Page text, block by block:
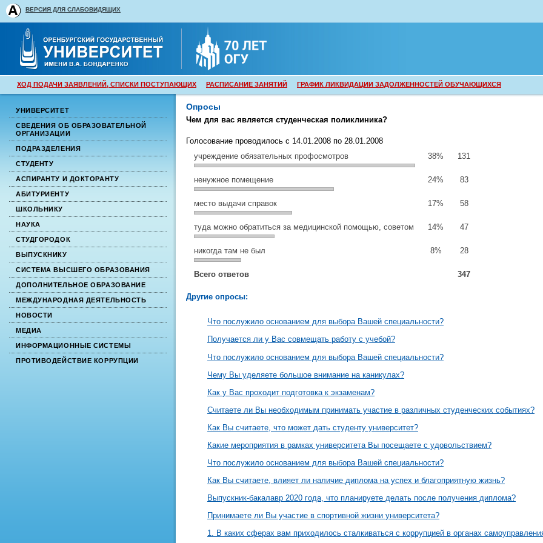
ВЕРСИЯ ДЛЯ СЛАБОВИДЯЩИХ
ХОД ПОДАЧИ ЗАЯВЛЕНИЙ, СПИСКИ ПОСТУПАЮЩИХ РАСПИСАНИЕ ЗАНЯТИЙ ГРАФИК ЛИКВИДАЦИИ ЗАДОЛЖЕННОСТЕЙ ОБУЧАЮЩИХСЯ
УНИВЕРСИТЕТ
СВЕДЕНИЯ ОБ ОБРАЗОВАТЕЛЬНОЙ
ОРГАНИЗАЦИИ
ПОДРАЗДЕЛЕНИЯ
СТУДЕНТУ
АСПИРАНТУ И ДОКТОРАНТУ
АБИТУРИЕНТУ
ШКОЛЬНИКУ
НАУКА
СТУДГОРОДОК
ВЫПУСКНИКУ
СИСТЕМА ВЫСШЕГО ОБРАЗОВАНИЯ
ДОПОЛНИТЕЛЬНОЕ ОБРАЗОВАНИЕ
МЕЖДУНАРОДНАЯ ДЕЯТЕЛЬНОСТЬ
НОВОСТИ
МЕДИА
ИНФОРМАЦИОННЫЕ СИСТЕМЫ
ПРОТИВОДЕЙСТВИЕ КОРРУПЦИИ
Опросы
Чем для вас является студенческая поликлиника?
Голосование проводилось с 14.01.2008 по 28.01.2008
учреждение обязательных профосмотров
38% 131
ненужное помещение 24% 83
место выдачи справок 17% 58
туда можно обратиться за медицинской помощью, советом 14% 47
никогда там не был 8% 28
Всего ответов 347
Другие опросы:
Что послужило основанием для выбора Вашей специальности?
Получается ли у Вас совмещать работу с учебой?
Что послужило основанием для выбора Вашей специальности?
Чему Вы уделяете большое внимание на каникулах?
Как у Вас проходит подготовка к экзаменам?
Считаете ли Вы необходимым принимать участие в различных студенческих событиях?
Как Вы считаете, что может дать студенту университет?
Какие мероприятия в рамках университета Вы посещаете с удовольствием?
Что послужило основанием для выбора Вашей специальности?
Как Вы считаете, влияет ли наличие диплома на успех и благоприятную жизнь?
Выпускник-бакалавр 2020 года, что планируете делать после получения диплома?
Принимаете ли Вы участие в спортивной жизни университета?
1. В каких сферах вам приходилось сталкиваться с коррупцией в органах